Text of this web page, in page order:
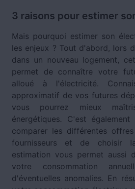
3 raisons pour estimer
Mais pourquoi estimer son
les enjeux ? Tout d'abord, lors
dans un nouveau logement,
permet de connaître votre
alloué à l'électricité.
approximatif de vos futures
vous pourrez mieux
énergétiques. C'est
comparer les différentes
fournisseurs et de choisir
estimation vous permet aussi
votre consommation
d'éventuelles anomalies. En